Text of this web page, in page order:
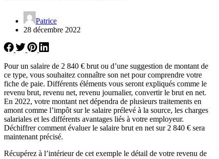
Patrice
28 décembre 2022
Pour un salaire de 2 840 € brut ou d’une suggestion de montant de
ce type, vous souhaitez connaître son net pour comprendre votre
fiche de paie. Différents éléments vous seront expliqués comme le
revenu brut, revenu net, revenu journalier, convertir le brut en net.
En 2022, votre montant net dépendra de plusieurs traitements en
amont comme l’impôt sur le salaire prélevé à la source, les charges
salariales et les différents avantages liés à votre employeur.
Déchiffrer comment évaluer le salaire brut en net sur 2 840 € sera
maintenant précisé.
Récupérez à l’intérieur de cet exemple le détail de votre revenu de